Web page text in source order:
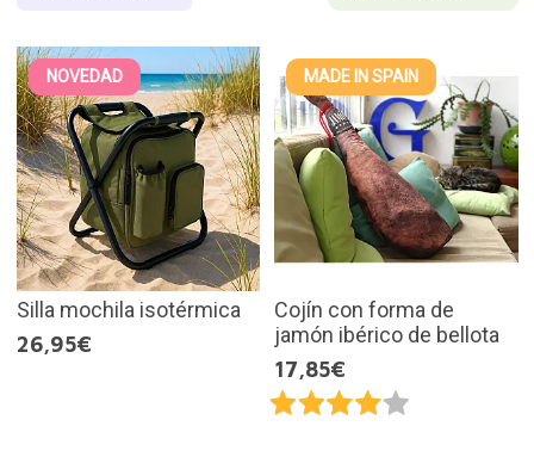
NOVEDAD
Silla mochila isotérmica
26,95€
MADE IN SPAIN
Cojín con forma de
jamón ibérico de bellota
17,85€